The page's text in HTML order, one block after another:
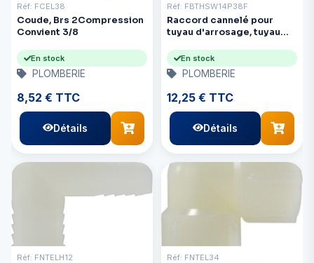
Réf: FCEL38
Coude, Brs 2Compression
Convient 3/8
En stock
PLOMBERIE
8,52 € TTC
Détails
Réf: FBTHSW14P38F
Raccord cannelé pour
tuyau d'arrosage, tuyau
écrou en F de 3/8″ en laiton
En stock
PLOMBERIE
12,25 € TTC
Détails
Réf: FNTELH12 Réf: FNTEL34